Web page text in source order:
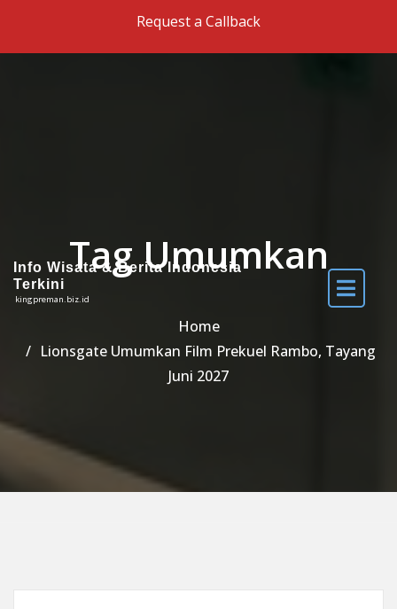
Request a Callback
Info Wisata & Berita Indonesia
Terkini
kingpreman.biz.id
Tag Umumkan
Home
Lionsgate Umumkan Film Prekuel Rambo, Tayang
Juni 2027